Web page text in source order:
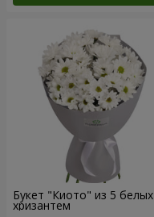
Букет "Киото" из 5 белых
хризантем